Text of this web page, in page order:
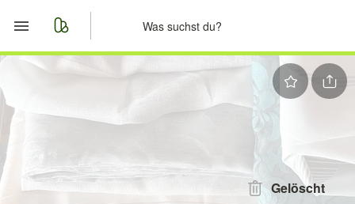
Start
Merkliste
Anzeige aufgeben
Gelöscht